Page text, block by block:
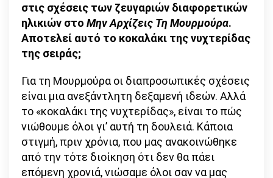
στις σχέσεις των ζευγαριών διαφορετικών
ηλικιών στο Μην Αρχίζεις Τη Μουρμούρα.
Αποτελεί αυτό το κοκαλάκι της νυχτερίδας
της σειράς;
Για τη Μουρμούρα οι διαπροσωπικές σχέσεις
είναι μια ανεξάντλητη δεξαμενή ιδεών. Αλλά
το «κοκαλάκι της νυχτερίδας», είναι το πώς
νιώθουμε όλοι γι’ αυτή τη δουλειά. Κάποια
στιγμή, πριν χρόνια, που μας ανακοινώθηκε
από την τότε διοίκηση ότι δεν θα πάει
επόμενη χρονιά, νιώσαμε όλοι σαν να μας